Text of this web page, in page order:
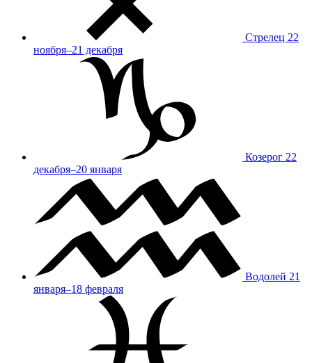
Стрелец 22
ноября–21 декабря
Козерог 22
декабря–20 января
Водолей 21
января–18 февраля